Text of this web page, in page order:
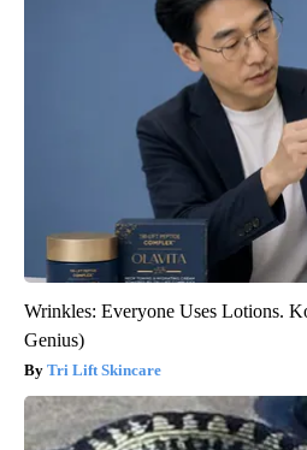
Wrinkles: Everyone Uses Lotions.
Genius)
Tri Lift Skincare